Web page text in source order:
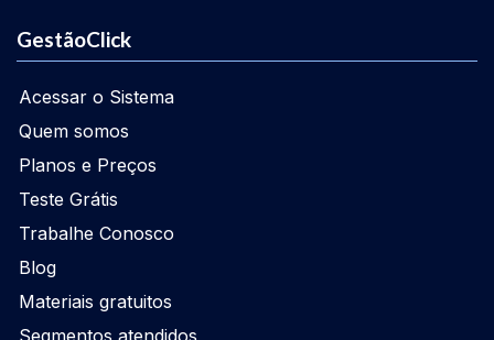
GestãoClick
Acessar o Sistema
Quem somos
Planos e Preços
Teste Grátis
Trabalhe Conosco
Blog
Materiais gratuitos
Segmentos atendidos